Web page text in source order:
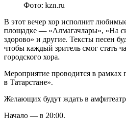
Фото: kzn.ru
В этот вечер хор исполнит
площадке — «Алмагачлары», «На
здорово» и другие. Тексты песен
чтобы каждый зритель смог стать
городского хора.
Мероприятие проводится в рамках
в Татарстане».
Желающих будут ждать в
Начало — в 20:00.